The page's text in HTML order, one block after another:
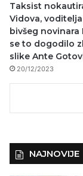
Taksist
Vidova,
bivšeg novinara
se to dogodilo
slike Ante
20/12/2023
NAJNOVIJE